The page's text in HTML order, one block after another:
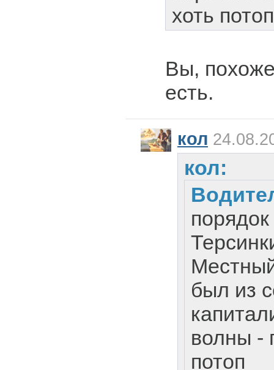
хоть потоп
Вы,
есть.
кол
кол:
был из
волны -
потоп